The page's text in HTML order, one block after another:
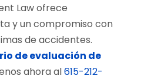
Law ofrece
y un compromiso con
de accidentes.
de evaluación de
ahora al615-212-